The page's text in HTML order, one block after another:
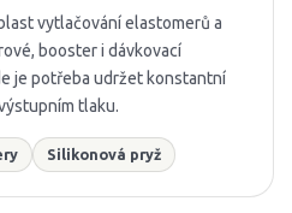
vytlačování elastomerů a
booster i dávkovací
je potřeba udržet konstantní
tlaku.
Silikonová pryž